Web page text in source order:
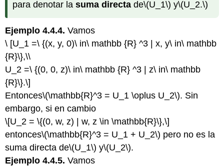
para denotar lasuma directa de\(U_1\) y\(U_2.\)
Ejemplo 4.4.4.Vamos
\ [U_1 =\ {(x, y, 0)\ in\ mathbb {R} ^3 | x, y\ in\ mathbb
{R}\},\\
U_2 =\ {(0, 0, z)\ in\ mathbb {R} ^3 | z\ in\ mathbb
{R}\}.\]
Entonces\(\mathbb{R}^3 = U_1 \oplus U_2\). Sin
embargo, si en cambio
\[U_2 = \{(0, w, z) | w, z \in \mathbb{R}\},\]
entonces\(\mathbb{R}^3 = U_1 + U_2\) pero no es la
suma directa de\(U_1\) y\(U_2\).
Ejemplo 4.4.5.Vamos